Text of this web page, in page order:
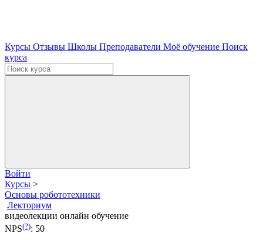
Курсы Отзывы Школы Преподаватели Моё обучение Поиск
курса
Войти
Курсы >
Основы робототехники
Лекториум
видеолекции онлайн обучение
NPS(?): 50